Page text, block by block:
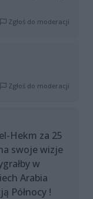
Zgłoś do moderacji
Zgłoś do moderacji
Hekm za 25
swoje wizje
w
Arabia
Północy !